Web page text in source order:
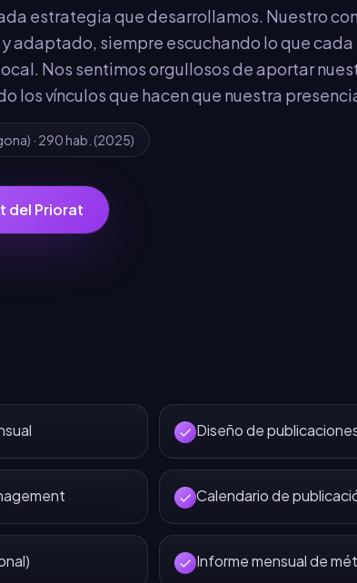
estrategia que desarrollamos. Nuestro
adaptado, siempre escuchando lo que
Nos sentimos orgullosos de aportar
los vínculos que hacen que nuestra
) · 290hab. (2025)
del Priorat
Diseño de
Calendario de
Informe mensual de